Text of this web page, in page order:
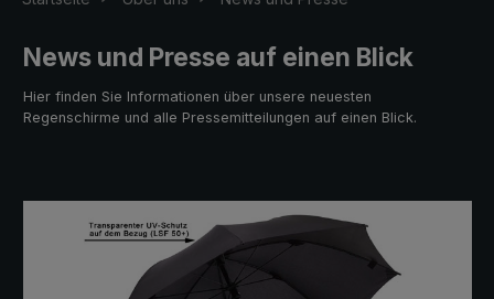
News und Presse auf einen Blick
Hier finden Sie Informationen über unsere neuesten
Regenschirme und alle Pressemitteilungen auf einen Blick.